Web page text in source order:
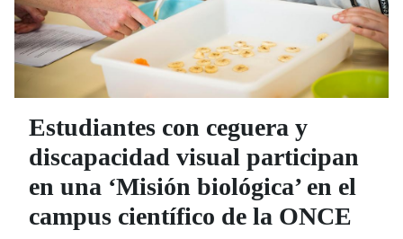
Estudiantes con ceguera y
discapacidad visual participan
en una ‘Misión biológica’ en el
campus científico de la ONCE